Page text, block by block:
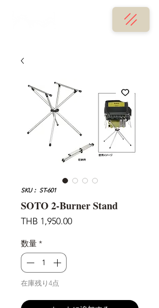
SKU： ST-601
SOTO 2-Burner Stand
THB 1,950.00価
数量 *
在庫残り4点